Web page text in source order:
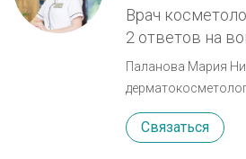
Врач
2 ответов на
Паланова Мария
дерматокосметолог. Образование:
окончила
по специальности
Связаться